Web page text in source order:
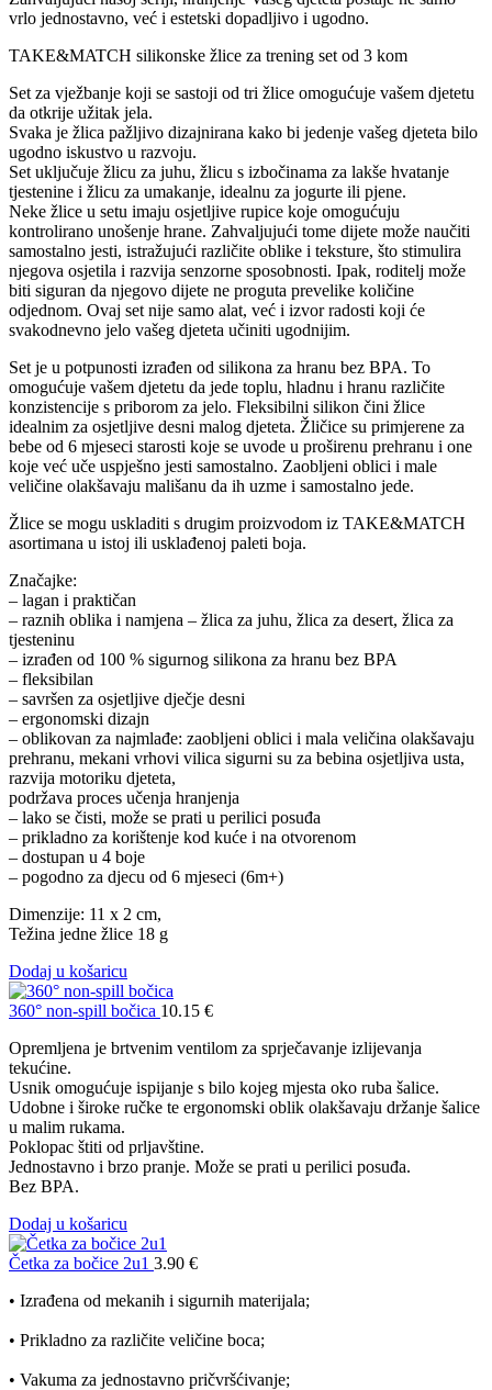
vrlo jednostavno, već i estetski dopadljivo i ugodno.
TAKE&MATCH silikonske žlice za trening set od 3 kom
Set za vježbanje koji se sastoji od tri žlice omogućuje vašem djetetu
da otkrije užitak jela.
Svaka je žlica pažljivo dizajnirana kako bi jedenje vašeg djeteta bilo
ugodno iskustvo u razvoju.
Set uključuje žlicu za juhu, žlicu s izbočinama za lakše hvatanje
tjestenine i žlicu za umakanje, idealnu za jogurte ili pjene.
Neke žlice u setu imaju osjetljive rupice koje omogućuju
kontrolirano unošenje hrane. Zahvaljujući tome dijete može naučiti
samostalno jesti, istražujući različite oblike i teksture, što stimulira
njegova osjetila i razvija senzorne sposobnosti. Ipak, roditelj može
biti siguran da njegovo dijete ne proguta prevelike količine
odjednom. Ovaj set nije samo alat, već i izvor radosti koji će
svakodnevno jelo vašeg djeteta učiniti ugodnijim.
Set je u potpunosti izrađen od silikona za hranu bez BPA. To
omogućuje vašem djetetu da jede toplu, hladnu i hranu različite
konzistencije s priborom za jelo. Fleksibilni silikon čini žlice
idealnim za osjetljive desni malog djeteta. Žličice su primjerene za
bebe od 6 mjeseci starosti koje se uvode u proširenu prehranu i one
koje već uče uspješno jesti samostalno. Zaobljeni oblici i male
veličine olakšavaju mališanu da ih uzme i samostalno jede.
Žlice se mogu uskladiti s drugim proizvodom iz TAKE&MATCH
asortimana u istoj ili usklađenoj paleti boja.
Značajke:
– lagan i praktičan
– raznih oblika i namjena – žlica za juhu, žlica za desert, žlica za
tjesteninu
– izrađen od 100 % sigurnog silikona za hranu bez BPA
– fleksibilan
– savršen za osjetljive dječje desni
– ergonomski dizajn
– oblikovan za najmlađe: zaobljeni oblici i mala veličina olakšavaju
prehranu, mekani vrhovi vilica sigurni su za bebina osjetljiva usta,
razvija motoriku djeteta,
podržava proces učenja hranjenja
– lako se čisti, može se prati u perilici posuđa
– prikladno za korištenje kod kuće i na otvorenom
– dostupan u 4 boje
– pogodno za djecu od 6 mjeseci (6m+)
Dimenzije: 11 x 2 cm,
Težina jedne žlice 18 g
Dodaj u košaricu
360° non-spill bočica 10.15 €
Opremljena je brtvenim ventilom za sprječavanje izlijevanja
tekućine.
Usnik omogućuje ispijanje s bilo kojeg mjesta oko ruba šalice.
Udobne i široke ručke te ergonomski oblik olakšavaju držanje šalice
u malim rukama.
Poklopac štiti od prljavštine.
Jednostavno i brzo pranje. Može se prati u perilici posuđa.
Bez BPA.
Dodaj u košaricu
Četka za bočice 2u1 3.90 €
• Izrađena od mekanih i sigurnih materijala;
• Prikladno za različite veličine boca;
• Vakuma za jednostavno pričvršćivanje;